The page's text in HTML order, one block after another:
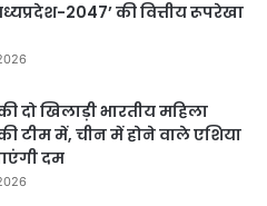
2047’ की वित्तीय रूपरेखा
दो खिलाड़ी भारतीय महिला
टीम में, चीन में होने वाले एशिया
दम